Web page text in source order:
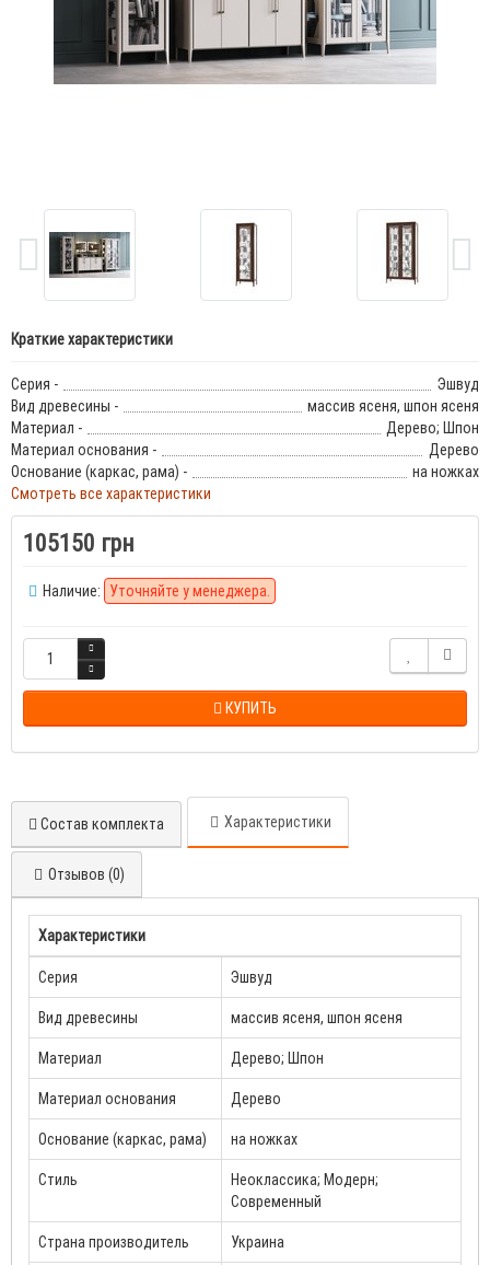
Краткие характеристики
Серия -
Эшвуд
Вид древесины -
массив ясеня, шпон ясеня
Материал -
Дерево; Шпон
Материал основания -
Дерево
Основание (каркас, рама) -
на ножках
Смотреть все характеристики
105150 грн
Наличие: Уточняйте у менеджера.
КУПИТЬ
Состав комплекта Характеристики
Отзывов (0)
Характеристики
Серия Эшвуд
Вид древесины массив ясеня, шпон ясеня
Материал Дерево; Шпон
Материал основания Дерево
Основание (каркас, рама) на ножках
Стиль
Неоклассика; Модерн;
Современный
Страна производитель Украина